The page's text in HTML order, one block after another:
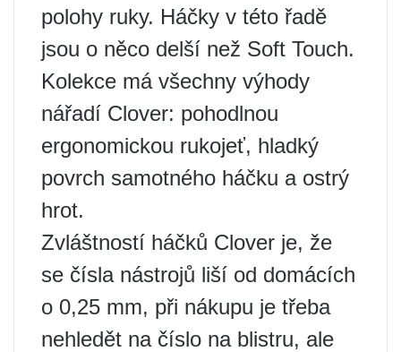
polohy ruky. Háčky v této řadě
jsou o něco delší než Soft Touch.
Kolekce má všechny výhody
nářadí Clover: pohodlnou
ergonomickou rukojeť, hladký
povrch samotného háčku a ostrý
hrot.
Zvláštností háčků Clover je, že
se čísla nástrojů liší od domácích
o 0,25 mm, při nákupu je třeba
nehledět na číslo na blistru, ale